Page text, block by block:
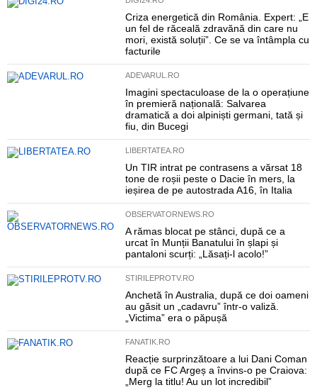
Criza energetică din România. Expert: „E
un fel de răceală zdravănă din care nu
mori, există soluții”. Ce se va întâmpla cu
facturile
ADEVARUL.RO
Imagini spectaculoase de la o operațiune
în premieră națională: Salvarea
dramatică a doi alpiniști germani, tată și
fiu, din Bucegi
LIBERTATEA.RO
Un TIR intrat pe contrasens a vărsat 18
tone de roșii peste o Dacie în mers, la
ieșirea de pe autostrada A16, în Italia
OBSERVATORNEWS.RO
A rămas blocat pe stânci, după ce a
urcat în Munții Banatului în șlapi și
pantaloni scurți: „Lăsați-l acolo!”
STIRILEPROTV.RO
Anchetă în Australia, după ce doi oameni
au găsit un „cadavru” într-o valiză.
„Victima” era o păpușă
FANATIK.RO
Reacție surprinzătoare a lui Dani Coman
după ce FC Argeș a învins-o pe Craiova:
„Merg la titlu! Au un lot incredibil”